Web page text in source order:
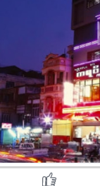
ဆောက်အအုံမှာ လုံး၀
င် စားသောက်သူမျ
ခြုံရေးယူ ကင်းပ
း စုစုပေါင်း စစ်သ
ငလျင်လှုပ်ခတ်အပြီ
ားတွေ လာကြည့်ပ
နည်းဆုံး ၁၀ ဦး
ထဲပါသွားတယ်။
က်တစ်ခုလုံးကလည်း
က်ပဲ ကျန်ပါတယ်
ယ်လိုမှ အသက်မရှင်